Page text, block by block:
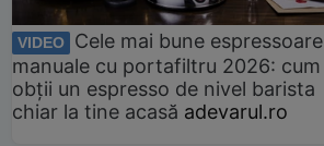
VIDEO
Cele mai bune espressoare
manuale cu portafiltru 2026: cum
obții un espresso de nivel barista
chiar la tine acasă adevarul.ro